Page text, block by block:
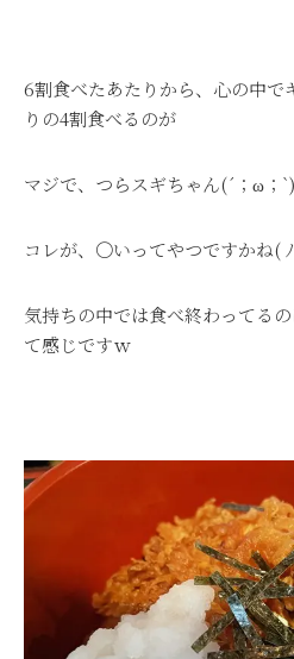
6割食べたあたりから、心の中で
りの4割食べるのが
マジで、つらスギちゃん(´；ω；
コレが、〇いってやつですかね(
気持ちの中では食べ終わってる
て感じですｗ